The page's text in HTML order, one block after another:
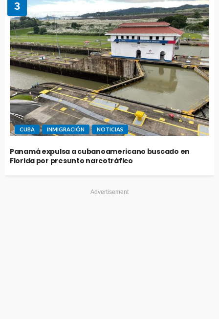
3
CUBA INMIGRACIÓN NOTICIAS
Panamá expulsa a cubanoamericano buscado en
Florida por presunto narcotráfico
Advertisement